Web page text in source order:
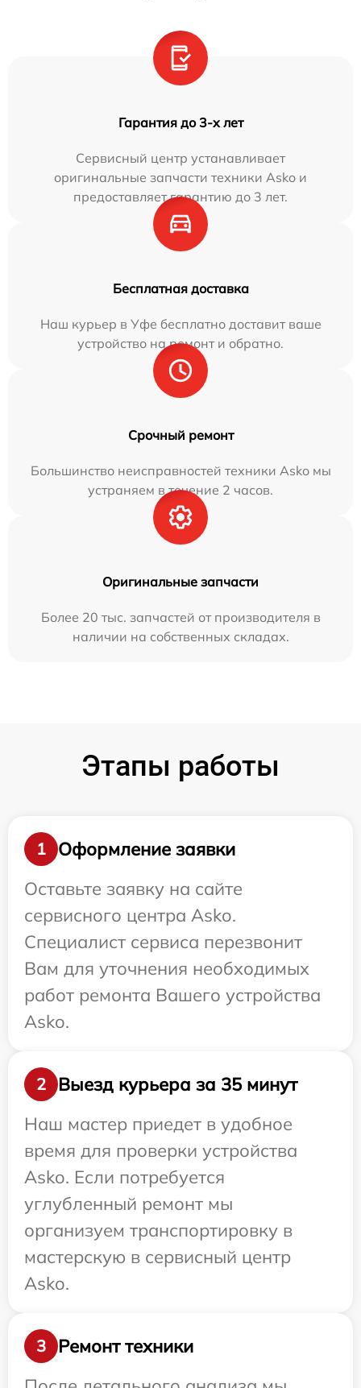
Гарантия до 3-х лет
Сервисный центр устанавливает
оригинальные запчасти техники Asko и
предоставляет гарантию до 3 лет.
Бесплатная доставка
Наш курьер в Уфе бесплатно доставит ваше
устройство на ремонт и обратно.
Срочный ремонт
Большинство неисправностей техники Asko мы
устраняем в течение 2 часов.
Оригинальные запчасти
Более 20 тыс. запчастей от производителя в
наличии на собственных складах.
Этапы работы
1
Оформление заявки
Оставьте заявку на сайте
сервисного центра Asko.
Специалист сервиса перезвонит
Вам для уточнения необходимых
работ ремонта Вашего устройства
Asko.
2
Выезд курьера за 35 минут
Наш мастер приедет в удобное
время для проверки устройства
Asko. Если потребуется
углубленный ремонт мы
организуем транспортировку в
мастерскую в сервисный центр
Asko.
3
Ремонт техники